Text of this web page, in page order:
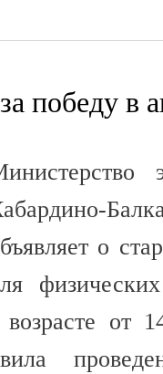
победу в
о
возрасте от